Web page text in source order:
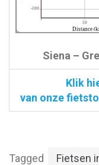
-200
20
Distance
Siena –
Klik
van onze
Tagged Fietsen